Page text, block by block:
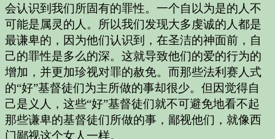
会认识到我们所固有的罪性。一个自以为是的人不
可能是属灵的人。所以我们发现大多虔诚的人都是
最谦卑的，因为他们认识到，在圣洁的神面前，自
己的罪性是多么的深。这就导致他们的爱的行为的
增加，并更加珍视对罪的赦免。而那些法利赛人式
的“好”基督徒们为主所做的事却很少。但因觉得自
己是义人，这些“好”基督徒们就不可避免地看不起
那些谦卑的基督徒们所做的事，鄙视他们，就像西
门鄙视这个女人一样。